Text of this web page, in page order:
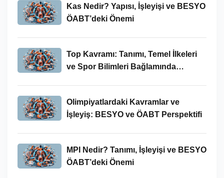
Kas Nedir? Yapısı, İşleyişi ve BESYO
ÖABT’deki Önemi
Top Kavramı: Tanımı, Temel İlkeleri
ve Spor Bilimleri Bağlamında
Olimpiyatlardaki Kavramlar ve
İşleyiş: BESYO ve ÖABT Perspektifi
MPI Nedir? Tanımı, İşleyişi ve BESYO
ÖABT’deki Önemi